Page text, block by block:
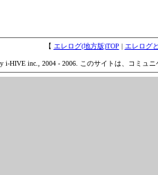
【 エレログ(地方版)TOP | エレログ
i-HIVE inc., 2004 - 2006. このサイトは、コミュ